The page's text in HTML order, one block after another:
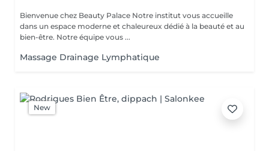
Bienvenue chez Beauty Palace Notre institut vous accueille
dans un espace moderne et chaleureux dédié à la beauté et au
bien-être. Notre équipe vous ...
Massage Drainage Lymphatique
New